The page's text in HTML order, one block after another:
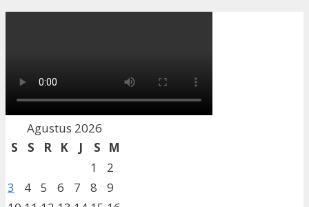
Agustus 2026
S
S R K J S
M
1
2
3
4 5 6 7 8
9